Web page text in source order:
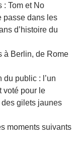
: Tom et No
passe dans les
d’histoire du
à Berlin, de Rome
du public : l’un
voté pour le
gilets jaunes
moments suivants